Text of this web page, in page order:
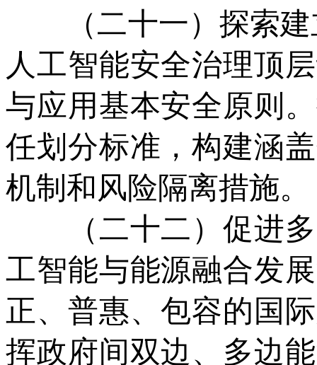
（二十一）探索建
人工智能安全治理顶
与应用基本安全原则
任划分标准，构建涵
机制和风险隔离措施。
（二十二）促进多
工智能与能源融合发
正、普惠、包容的国
挥政府间双边、多边